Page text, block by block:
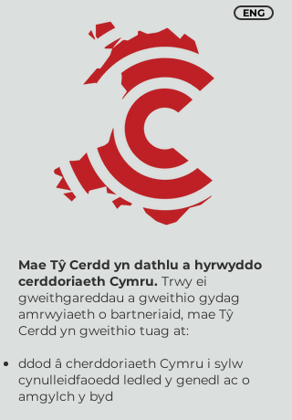
ENG
Mae Tŷ Cerdd yn dathlu a hyrwyddo
cerddoriaeth Cymru. Trwy ei
gweithgareddau a gweithio gydag
amrwyiaeth o bartneriaid, mae Tŷ
Cerdd yn gweithio tuag at:
ddod â cherddoriaeth Cymru i sylw
cynulleidfaoedd ledled y genedl ac o
amgylch y byd